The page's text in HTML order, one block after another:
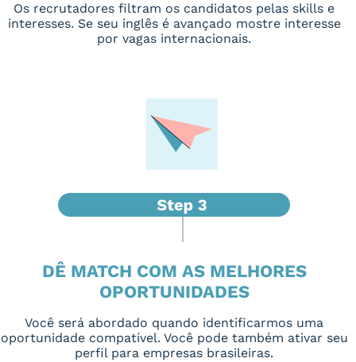
Os recrutadores filtram os candidatos pelas skills e
interesses. Se seu inglês é avançado mostre interesse
por vagas internacionais.
DÊ MATCH COM AS MELHORES
OPORTUNIDADES
Você será abordado quando identificarmos uma
oportunidade compatível. Você pode também ativar seu
perfil para empresas brasileiras.